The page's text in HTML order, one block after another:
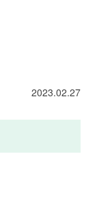
2023.02.27